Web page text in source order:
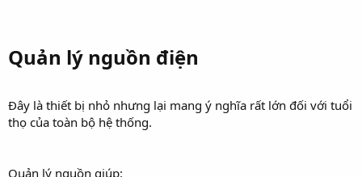
Quản lý nguồn điện​
Đây là thiết bị nhỏ nhưng lại mang ý nghĩa rất lớn đối với tuổi
thọ của toàn bộ hệ thống.
Quản lý nguồn giúp: